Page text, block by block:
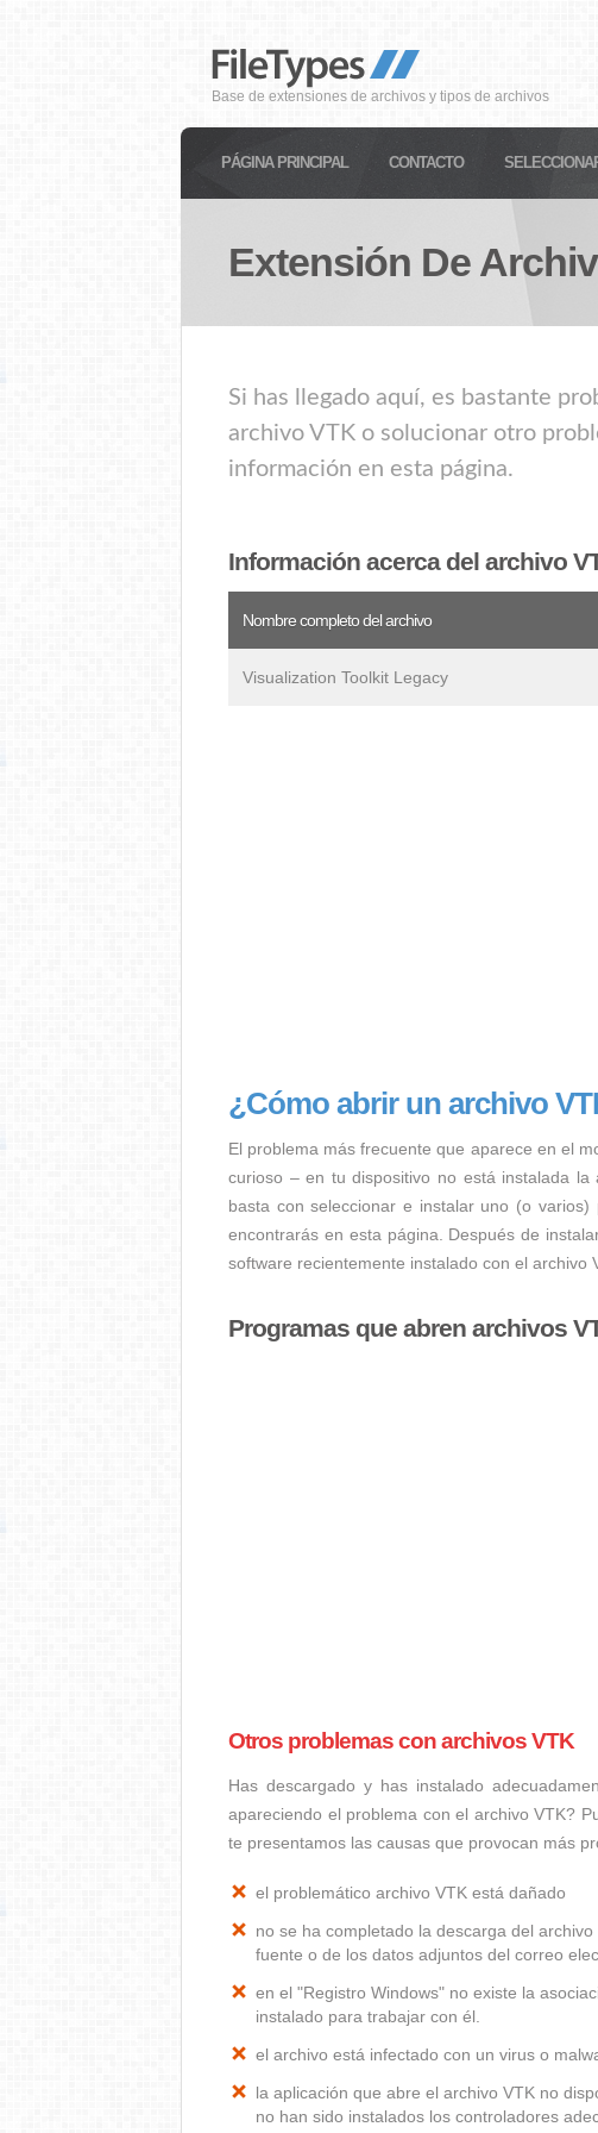
Base de extensiones de archivos y tipos de archivos
PÁGINA PRINCIPAL CONTACTO
Extensión De
Si has llegado aquí, es bastante
archivo VTK o solucionar otro
información en esta página.
Información acerca del archivo
Nombre completo del archivo
Visualization Toolkit Legacy
¿Cómo abrir un archivo
El problema más frecuente que aparece en el
curioso – en tu dispositivo no está instalada la
basta con seleccionar e instalar uno (o
encontrarás en esta página. Después de
software recientemente instalado con el archivo
Programas que abren archivos
Otros problemas con archivos VTK
Has descargado y has instalado
apareciendo el problema con el archivo VTK?
te presentamos las causas que provocan más
el problemático archivo VTK está dañado
no se ha completado la descarga del
fuente o de los datos adjuntos del correo
en el "Registro Windows" no existe la
instalado para trabajar con él.
el archivo está infectado con un virus o
la aplicación que abre el archivo VTK no
no han sido instalados los controladores